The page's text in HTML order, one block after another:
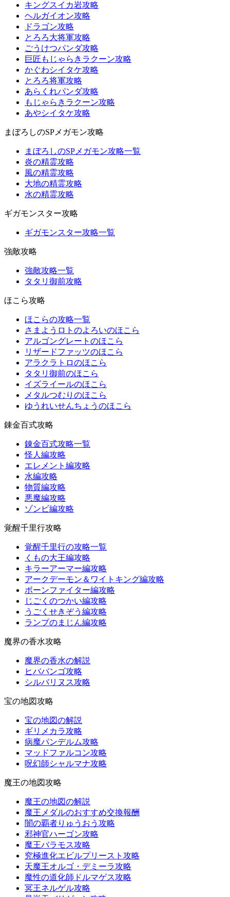
キングスイカ岩攻略
ヘルガイオン攻略
ドラゴン攻略
とろろ大将軍攻略
ごうけつパンダ攻略
巨匠もじゃらきラクーン攻略
かぐわシイタケ攻略
とろろ将軍攻略
あらくれパンダ攻略
もじゃらきラクーン攻略
あやシイタケ攻略
まぼろしのSPメガモン攻略
まぼろしのSPメガモン攻略一覧
炎の精霊攻略
風の精霊攻略
大地の精霊攻略
水の精霊攻略
ギガモンスター攻略
ギガモンスター攻略一覧
強敵攻略
強敵攻略一覧
タタリ御前攻略
ほこら攻略
ほこらの攻略一覧
さまようロトのよろいのほこら
アルゴングレートのほこら
リザードファッツのほこら
アラクラトロのほこら
タタリ御前のほこら
イズライールのほこら
メタルつむりのほこら
ゆうれいせんちょうのほこら
錬金百式攻略
錬金百式攻略一覧
怪人編攻略
エレメント編攻略
水編攻略
物質編攻略
悪魔編攻略
ゾンビ編攻略
覚醒千里行攻略
覚醒千里行の攻略一覧
くもの大王編攻略
キラーアーマー編攻略
アークデーモン＆ワイトキング編攻略
ボーンファイター編攻略
じごくのつかい編攻略
うごくせきぞう編攻略
ランプのまじん編攻略
魔界の香水攻略
魔界の香水の解説
ヒババンゴ攻略
シルバリヌス攻略
宝の地図攻略
宝の地図の解説
ギリメカラ攻略
病魔パンデルム攻略
マッドファルコン攻略
呪幻師シャルマナ攻略
魔王の地図攻略
魔王の地図の解説
魔王メダルのおすすめ交換報酬
闇の覇者りゅうおう攻略
邪神官ハーゴン攻略
魔王バラモス攻略
究極進化エビルプリースト攻略
天魔王オルゴ・デミーラ攻略
魔性の道化師ドルマゲス攻略
冥王ネルゲル攻略